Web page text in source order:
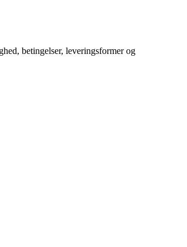
betingelser, leveringsformer og